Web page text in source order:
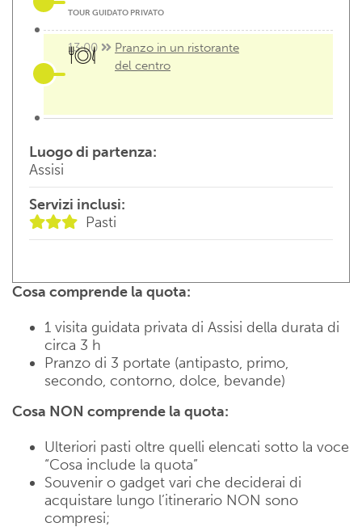
TOUR GUIDATO PRIVATO
13:00
Pranzo in un ristorante
del centro
Luogo di partenza:
Assisi
Servizi inclusi:
Pasti
Cosa comprende la quota:
1 visita guidata privata di Assisi della durata di
circa 3 h
Pranzo di 3 portate (antipasto, primo,
secondo, contorno, dolce, bevande)
Cosa NON comprende la quota:
Ulteriori pasti oltre quelli elencati sotto la voce
“Cosa include la quota”
Souvenir o gadget vari che deciderai di
acquistare lungo l’itinerario NON sono
compresi;